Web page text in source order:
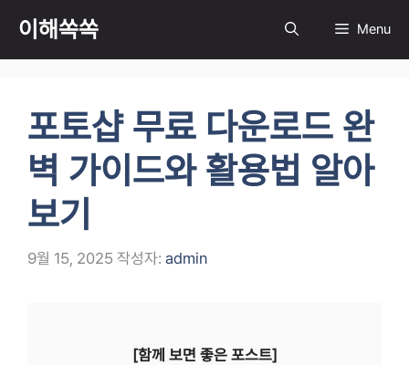
츠
이해쏙쏙 Menu
포토샵 무료 다운로드 완
벽 가이드와 활용법 알아
보기
9월 15, 2025 작성자: admin
[함께 보면 좋은 포스트]